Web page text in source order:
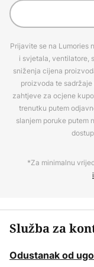
Prijavite se na Lumories
i svjetala, ventilatore,
sniženja cijena
proizvoda te
zahtjeve za ocjene
trenutku putem
slanjem poruke putem
*Za minimalnu
Služba za
Odustanak od